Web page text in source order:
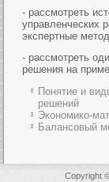
- рассмотреть
управленческих
экспертные
- рассмотреть
решения на
Понятие и
решений
Экономико-
Балансовый
Copyright